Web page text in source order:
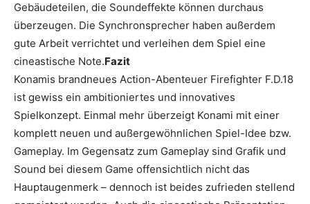
Gebäudeteilen, die Soundeffekte können durchaus
überzeugen. Die Synchronsprecher haben außerdem
gute Arbeit verrichtet und verleihen dem Spiel eine
cineastische Note.Fazit
Konamis brandneues Action-Abenteuer Firefighter F.D.18
ist gewiss ein ambitioniertes und innovatives
Spielkonzept. Einmal mehr überzeigt Konami mit einer
komplett neuen und außergewöhnlichen Spiel-Idee bzw.
Gameplay. Im Gegensatz zum Gameplay sind Grafik und
Sound bei diesem Game offensichtlich nicht das
Hauptaugenmerk – dennoch ist beides zufrieden stellend